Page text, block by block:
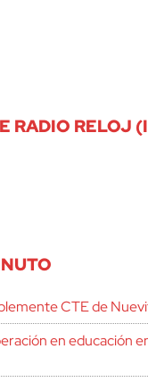
RADIO RELOJ
CTE de
en educación